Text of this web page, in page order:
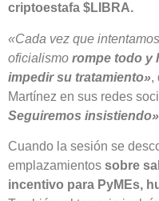
criptoestafa $LIBRA.
«Cada vez que
oficialismo rompe todo y
impedir su tratamiento»,
Martínez en sus redes
Seguiremos insistiendo»
Cuando la sesión se
emplazamientos sobre
incentivo para PyMEs,